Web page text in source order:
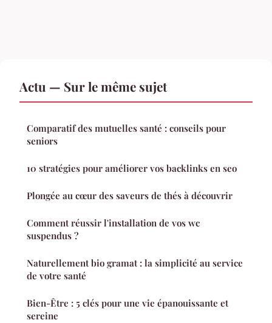
Actu — Sur le même sujet
Comparatif des mutuelles santé : conseils pour
seniors
10 stratégies pour améliorer vos backlinks en seo
Plongée au cœur des saveurs de thés à découvrir
Comment réussir l'installation de vos wc
suspendus ?
Naturellement bio gramat : la simplicité au service
de votre santé
Bien-Être : 5 clés pour une vie épanouissante et
sereine